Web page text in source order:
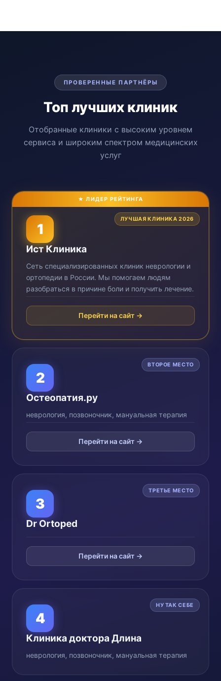
ПРОВЕРЕННЫЕ ПАРТНЁРЫ
Топ лучших клиник
Отобранные клиники с высоким уровнем
сервиса и широким спектром медицинских
услуг
ЛУЧШАЯ КЛИНИКА 2026
1
Ист Клиника
Сеть специализированных клиник неврологии и
ортопедии в России. Мы помогаем людям
разобраться в причине боли и получить лечение.
Перейти на сайт →
ВТОРОЕ МЕСТО
2
Остеопатия.ру
неврология, позвоночник, мануальная терапия
Перейти на сайт →
ТРЕТЬЕ МЕСТО
3
Dr Ortoped
Перейти на сайт →
НУ ТАК СЕБЕ
4
Клиника доктора Длина
неврология, позвоночник, мануальная терапия